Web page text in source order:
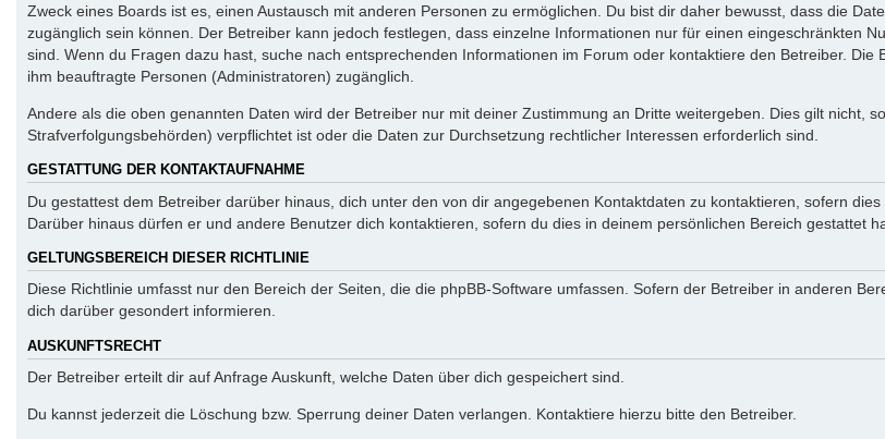
Zweck eines Boards ist es, einen Austausch mit anderen Personen zu ermöglichen. Du bist dir daher bewusst, dass die
zugänglich sein können. Der Betreiber kann jedoch festlegen, dass einzelne Informationen nur für einen eingeschränkten
sind. Wenn du Fragen dazu hast, suche nach entsprechenden Informationen im Forum oder kontaktiere den Betreiber.
ihm beauftragte Personen (Administratoren) zugänglich.
Andere als die oben genannten Daten wird der Betreiber nur mit deiner Zustimmung an Dritte weitergeben. Dies gilt nicht,
Strafverfolgungsbehörden) verpflichtet ist oder die Daten zur Durchsetzung rechtlicher Interessen erforderlich sind.
GESTATTUNG DER KONTAKTAUFNAHME
Du gestattest dem Betreiber darüber hinaus, dich unter den von dir angegebenen Kontaktdaten zu kontaktieren, sofern
Darüber hinaus dürfen er und andere Benutzer dich kontaktieren, sofern du dies in deinem persönlichen Bereich gestattet
GELTUNGSBEREICH DIESER RICHTLINIE
Diese Richtlinie umfasst nur den Bereich der Seiten, die die phpBB-Software umfassen. Sofern der Betreiber in anderen
dich darüber gesondert informieren.
AUSKUNFTSRECHT
Der Betreiber erteilt dir auf Anfrage Auskunft, welche Daten über dich gespeichert sind.
Du kannst jederzeit die Löschung bzw. Sperrung deiner Daten verlangen. Kontaktiere hierzu bitte den Betreiber.